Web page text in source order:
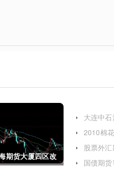
期货大厦四区改
大连中
2010棉
股票外
国债期